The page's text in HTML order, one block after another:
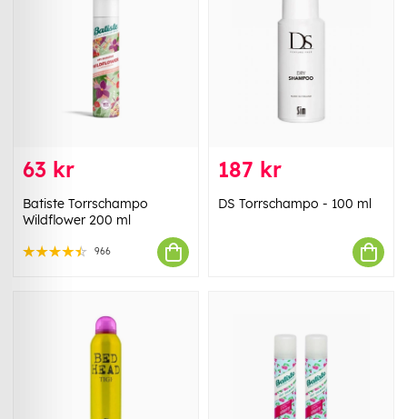
63 kr
Batiste Torrschampo
Wildflower 200 ml
966
187 kr
DS Torrschampo - 100 ml